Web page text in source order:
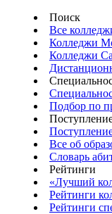
Поиск
Все
Колледжи
Колледжи
Подбор по
Все об
Словарь
Рейтинги
«Лучший
Рейтинги
Рейтинги